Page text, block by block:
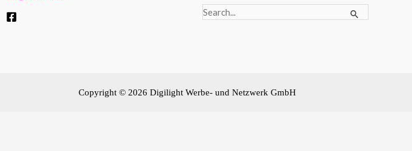
Suchen
Copyright © 2026 Digilight Werbe- und Netzwerk GmbH